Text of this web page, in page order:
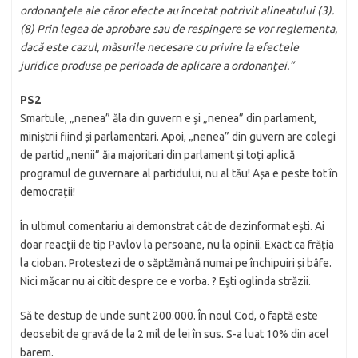
ordonanţele ale căror efecte au încetat potrivit alineatului (3).
(8) Prin legea de aprobare sau de respingere se vor reglementa,
dacă este cazul, măsurile necesare cu privire la efectele
juridice produse pe perioada de aplicare a ordonanţei.”
PS2
Smartule, „nenea” ăla din guvern e și „nenea” din parlament,
miniștrii fiind și parlamentari. Apoi, „nenea” din guvern are colegi
de partid „nenii” ăia majoritari din parlament și toți aplică
programul de guvernare al partidului, nu al tău! Așa e peste tot în
democrații!
În ultimul comentariu ai demonstrat cât de dezinformat ești. Ai
doar reacții de tip Pavlov la persoane, nu la opinii. Exact ca frăția
la cioban. Protestezi de o săptămână numai pe închipuiri și bâfe.
Nici măcar nu ai citit despre ce e vorba. ? Ești oglinda străzii.
Să te destup de unde sunt 200.000. În noul Cod, o faptă este
deosebit de gravă de la 2 mil de lei în sus. S-a luat 10% din acel
barem.